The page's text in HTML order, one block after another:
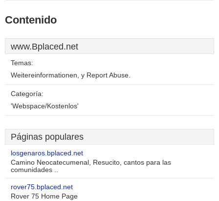
Contenido
www.Bplaced.net
Temas:
Weitereinformationen, y Report Abuse.
Categoría:
'Webspace/Kostenlos'
Páginas populares
losgenaros.bplaced.net
Camino Neocatecumenal, Resucito, cantos para las
comunidades ..
rover75.bplaced.net
Rover 75 Home Page